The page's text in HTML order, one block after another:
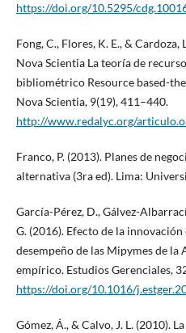
https://doi.org/10.5295/
Fong, C., Flores, K. E., &
Nova Scientia La teoría de
bibliométrico Resource based-
Nova Scientia, 9(19), 411–440.
http://www.redalyc.org/
Franco, P. (2013). Planes de
alternativa (3ra ed). Lima:
García-Pérez, D., Gálvez-
G. (2016). Efecto de la
desempeño de las Mipymes de
empírico. Estudios Gerenciales,
https://doi.org/10.1016/
Gómez, Á., & Calvo, J. L. (2010).